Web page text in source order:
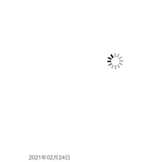
2021年02月24日